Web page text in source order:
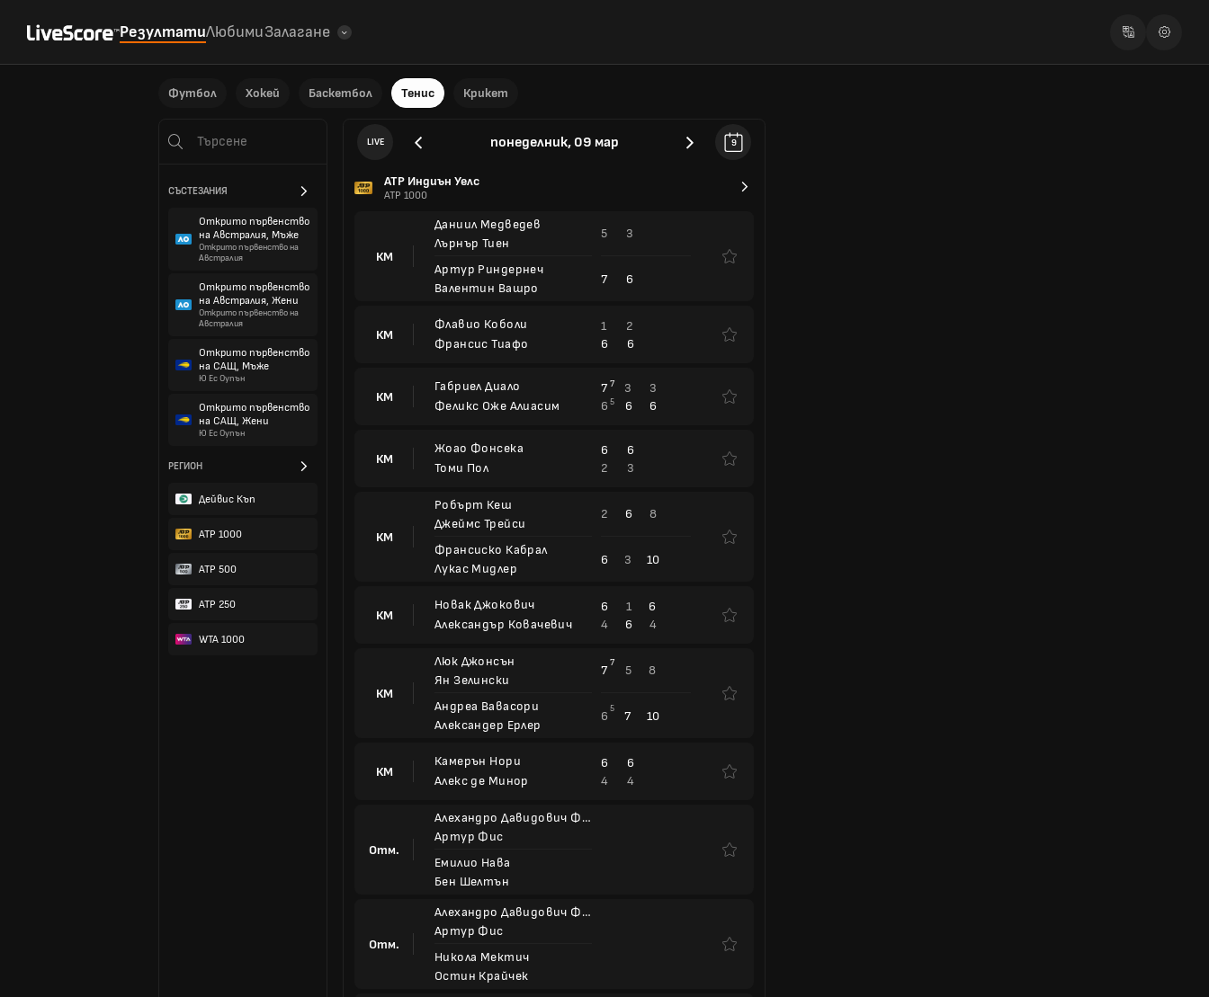
РезултатиЛюбимиЗалагане
Футбол Хокей Баскетбол Тенис Крикет
СЪСТЕЗАНИЯ
Открито първенство
на Австралия, Мъже
Открито първенство на
Австралия
Открито първенство
на Австралия, Жени
Открито първенство на
Австралия
Открито първенство
на САЩ, Мъже
Ю Ес Оупън
Открито първенство
на САЩ, Жени
Ю Ес Оупън
РЕГИОН
Дейвис Къп
ATP 1000
ATP 500
ATP 250
WTA 1000
LIVE понеделник, 09 мар 9
ATP Индиън Уелс
ATP 1000
КМ
Даниил Медведев
Лърнър Тиен
Артур Риндернеч
Валентин Вашро
5 3
7 6
КМ
Флавио Коболи
Франсис Тиафо
1
2
6
6
КМ
Габриел Диало
Феликс Оже Алиасим
7 7 3
3
6 5 6 6
КМ
Жоао Фонсека
Томи Пол
6
6
2
3
КМ
Робърт Кеш
Джеймс Трейси
Франсиско Кабрал
Лукас Мидлер
2 6 8
6 3 10
КМ
Новак Джокович
Александър Ковачевич
6 1
6
4
6 4
КМ
Люк Джонсън
Ян Зелински
Андреа Вавасори
Александер Ерлер
7 7 5 8
6 5 7 10
КМ
Камерън Нори
Алекс де Минор
6
6
4
4
Отм.
Алехандро Давидович Фокина
Артур Фис
Емилио Нава
Бен Шелтън
Отм.
Алехандро Давидович Фокина
Артур Фис
Никола Мектич
Остин Крайчек